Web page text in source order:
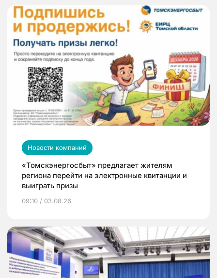
Новости компаний
«Томскэнергосбыт» предлагает жителям
региона перейти на электронные квитанции и
выиграть призы
09:10 / 03.08.26